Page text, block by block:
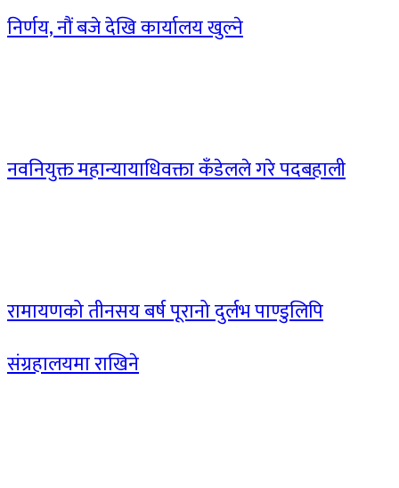
निर्णय, नौं बजे देखि कार्यालय खुल्ने
नवनियुक्त महान्यायाधिवक्ता कँडेलले गरे पदबहाली
रामायणको तीनसय बर्ष पूरानो दुर्लभ पाण्डुलिपि
संग्रहालयमा राखिने